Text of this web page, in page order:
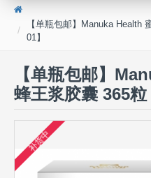
【单瓶包邮】Manuka Health
01】
【单瓶包邮】
蜂王浆胶囊 365粒
补货中